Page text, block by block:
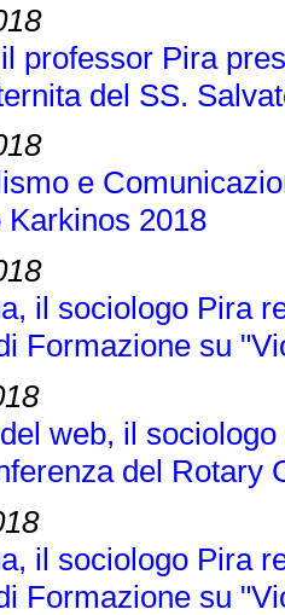
professor Pira
del SS.
e
Karkinos 2018
il sociologo Pira
Formazione su
web, il
del Rotary
il sociologo Pira
Formazione su